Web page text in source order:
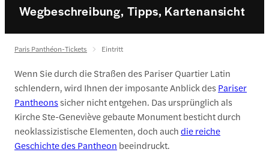
Wegbeschreibung, Tipps, Kartenansicht
Paris Panthéon-Tickets Eintritt
Wenn Sie durch die Straßen des Pariser Quartier Latin
schlendern, wird Ihnen der imposante Anblick des Pariser
Pantheonssicher nicht entgehen. Das ursprünglich als
Kirche Ste-Geneviève gebaute Monument besticht durch
neoklassizistische Elementen, doch auchdie reiche
Geschichte des Pantheon beeindruckt.